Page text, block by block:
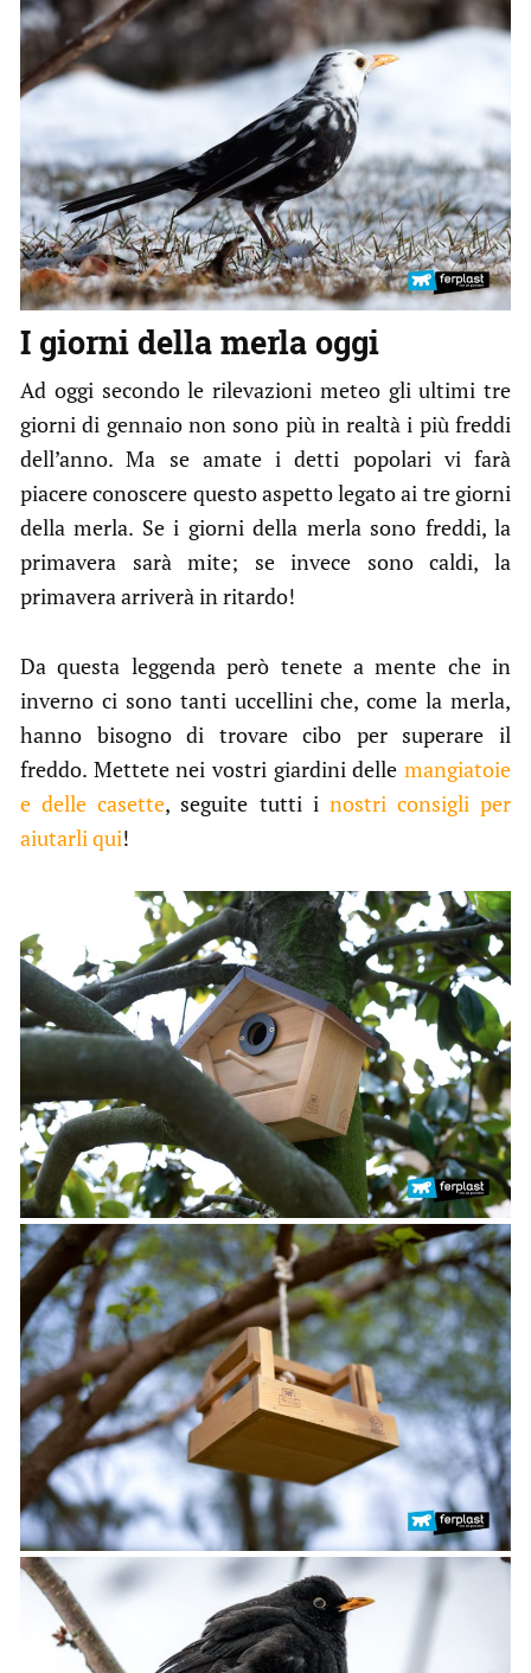
I giorni della merla oggi
Ad oggi secondo le rilevazioni meteo gli ultimi tre
giorni di gennaio non sono più in realtà i più freddi
dell’anno. Ma se amate i detti popolari vi farà
piacere conoscere questo aspetto legato ai tre giorni
della merla. Se i giorni della merla sono freddi, la
primavera sarà mite; se invece sono caldi, la
primavera arriverà in ritardo!
Da questa leggenda però tenete a mente che in
inverno ci sono tanti uccellini che, come la merla,
hanno bisogno di trovare cibo per superare il
freddo. Mettete nei vostri giardini delle mangiatoie
e delle casette, seguite tutti i nostri consigli per
aiutarli qui!